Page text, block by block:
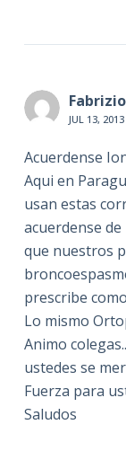
JUL 13,
Acuerdense
Aqui en
usan estas
acuerdense
que nuestros
prescribe
Lo mismo
Animo
ustedes se
Fuerza para
Saludos